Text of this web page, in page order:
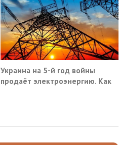
Украина на 5-й год войны
продаёт электроэнергию. Как